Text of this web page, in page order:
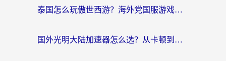
泰国怎么玩傲世西游？海外党国服游戏加速终极攻略（附光明大陆量子特攻实测）
国外光明大陆加速器怎么选？从卡顿到丝滑的终极指南（含德国玩走开外星人墨西哥玩俄罗斯方块技巧）